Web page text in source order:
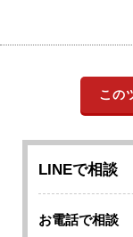
この
LINEで相談
お電話で相談